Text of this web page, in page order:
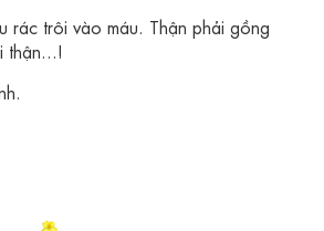
rác trôi vào máu. Thận phải gồng
thận...!